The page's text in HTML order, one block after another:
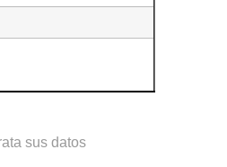
sus datos